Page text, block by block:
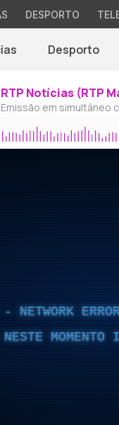
DESPORTO
Desporto
RTP Notícias (RTP
Emissão em simultâneo
NETWORK
MOMENTO